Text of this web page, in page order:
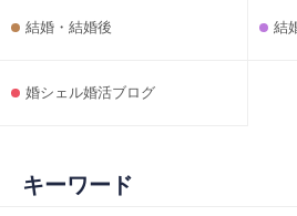
結婚・結婚後 結
婚シェル婚活ブログ
キーワード